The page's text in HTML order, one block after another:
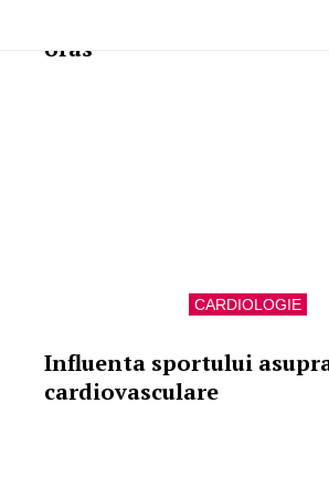
Sfaturi pentru o masa
oras
CARDIOLOGIE
Influenta sportului
cardiovasculare